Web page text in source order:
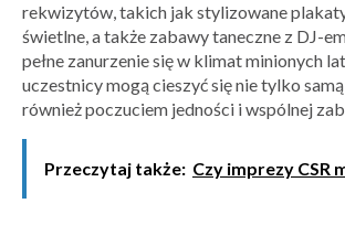
rekwizytów, takich jak stylizowane
świetlne, a także zabawy taneczne z DJ-
pełne zanurzenie się w klimat minionych
uczestnicy mogą cieszyć się nie tylko
również poczuciem jedności i wspólnej
Przeczytaj także: Czy imprezy CSR